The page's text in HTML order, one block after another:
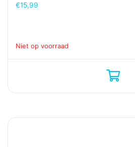
€15,99
Niet op voorraad